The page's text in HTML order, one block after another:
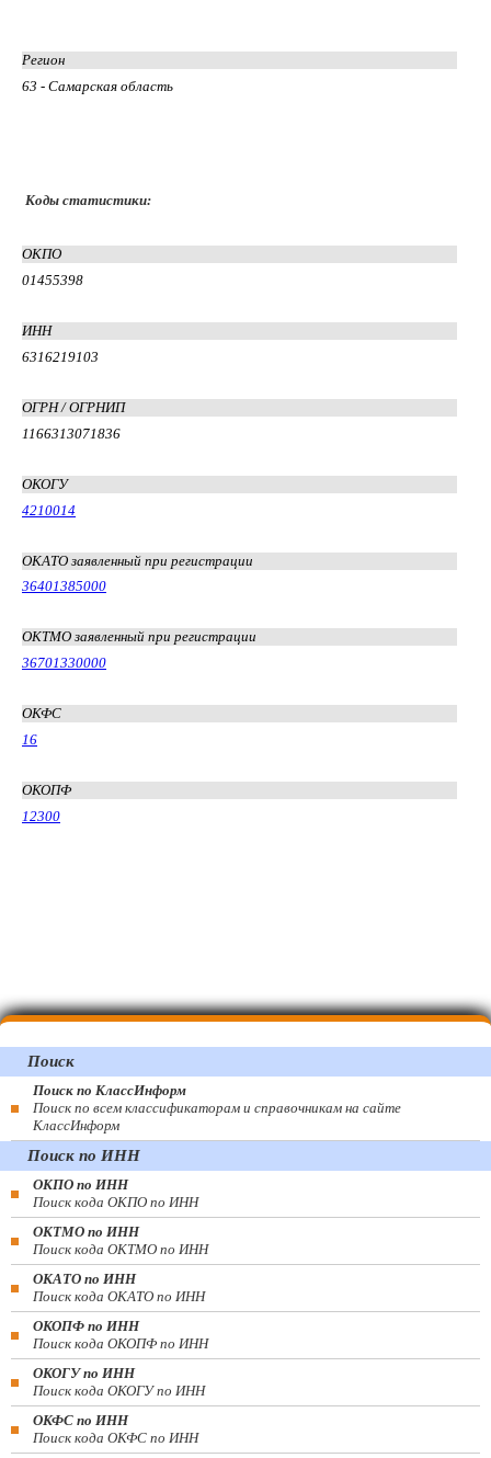
Регион
63 - Самарская область
Коды статистики:
ОКПО
01455398
ИНН
6316219103
ОГРН / ОГРНИП
1166313071836
ОКОГУ
4210014
ОКАТО заявленный при регистрации
36401385000
ОКТМО заявленный при регистрации
36701330000
ОКФС
16
ОКОПФ
12300
Поиск
Поиск по КлассИнформ
Поиск по всем классификаторам и справочникам на сайте
КлассИнформ
Поиск по ИНН
ОКПО по ИНН
Поиск кода ОКПО по ИНН
ОКТМО по ИНН
Поиск кода ОКТМО по ИНН
ОКАТО по ИНН
Поиск кода ОКАТО по ИНН
ОКОПФ по ИНН
Поиск кода ОКОПФ по ИНН
ОКОГУ по ИНН
Поиск кода ОКОГУ по ИНН
ОКФС по ИНН
Поиск кода ОКФС по ИНН